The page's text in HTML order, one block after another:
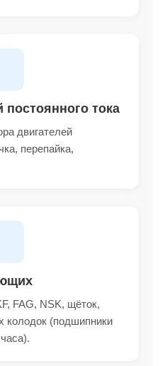
постоянного тока
двигателей
перепайка,
FAG, NSK, щёток,
колодок (подшипники